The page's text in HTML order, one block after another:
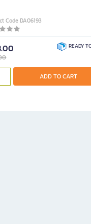
Code DA06193
READY
ADD TO CART